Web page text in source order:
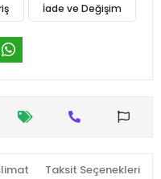
İade ve Değişim
Taksit Seçenekleri